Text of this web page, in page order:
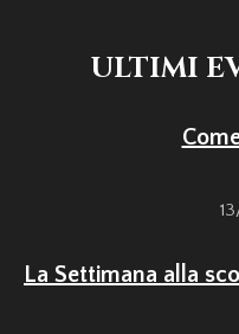
ULTIMI
La Settimana alla